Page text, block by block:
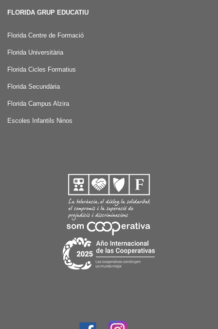
FLORIDA GRUP EDUCATIU
Florida Centre de Formació
Florida Universitària
Florida Cicles Formatius
Florida Secundària
Florida Campus Alzira
Escoles Infantils Ninos